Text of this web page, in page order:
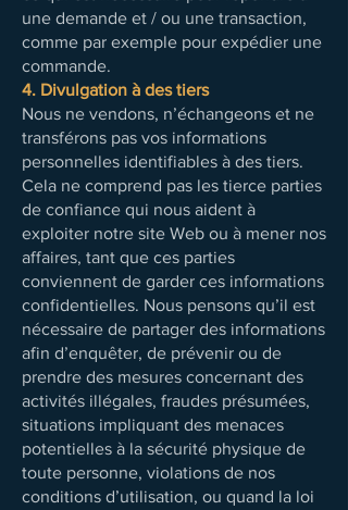
une demande et / ou une transaction,
comme par exemple pour expédier une
commande.
4. Divulgation à des tiers
Nous ne vendons, n’échangeons et ne
transférons pas vos informations
personnelles identifiables à des tiers.
Cela ne comprend pas les tierce parties
de confiance qui nous aident à
exploiter notre site Web ou à mener nos
affaires, tant que ces parties
conviennent de garder ces informations
confidentielles. Nous pensons qu’il est
nécessaire de partager des informations
afin d’enquêter, de prévenir ou de
prendre des mesures concernant des
activités illégales, fraudes présumées,
situations impliquant des menaces
potentielles à la sécurité physique de
toute personne, violations de nos
conditions d’utilisation, ou quand la loi